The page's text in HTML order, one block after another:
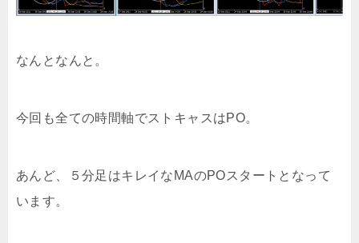
なんとなんと。
今回も全ての時間軸でストキャスはPO。
あんど、５分足はキレイなMAのPOスタートとなって
います。